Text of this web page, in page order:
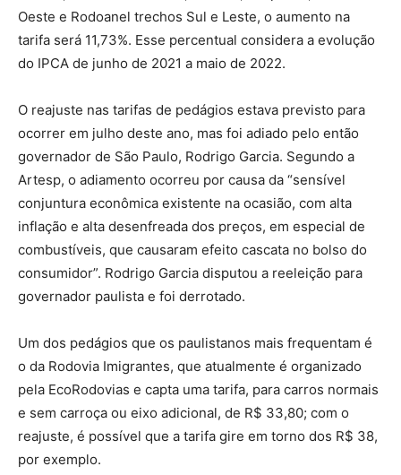
Oeste e Rodoanel trechos Sul e Leste, o aumento na
tarifa será 11,73%. Esse percentual considera a evolução
do IPCA de junho de 2021 a maio de 2022.
O reajuste nas tarifas de pedágios estava previsto para
ocorrer em julho deste ano, mas foi adiado pelo então
governador de São Paulo, Rodrigo Garcia. Segundo a
Artesp, o adiamento ocorreu por causa da “sensível
conjuntura econômica existente na ocasião, com alta
inflação e alta desenfreada dos preços, em especial de
combustíveis, que causaram efeito cascata no bolso do
consumidor”. Rodrigo Garcia disputou a reeleição para
governador paulista e foi derrotado.
Um dos pedágios que os paulistanos mais frequentam é
o da Rodovia Imigrantes, que atualmente é organizado
pela EcoRodovias e capta uma tarifa, para carros normais
e sem carroça ou eixo adicional, de R$ 33,80; com o
reajuste, é possível que a tarifa gire em torno dos R$ 38,
por exemplo.